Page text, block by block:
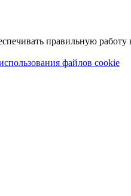
правильную работу
файлов cookie